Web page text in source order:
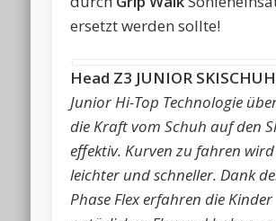
ersetzt werden sollte!
Head Z3 JUNIOR
Junior Hi-Top Technologie
die Kraft vom Schuh auf den
effektiv. Kurven zu fahren wird
leichter und schneller. Dank
Phase Flex erfahren die Kinder